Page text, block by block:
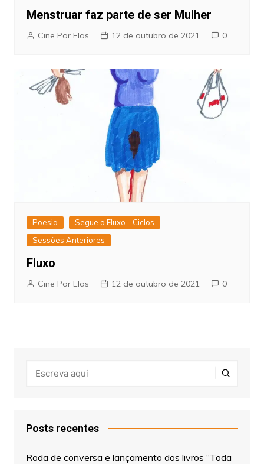
Menstruar faz parte de ser Mulher
Cine Por Elas 12 de outubro de 2021 0
Poesia
Segue o Fluxo - Ciclos
Sessões Anteriores
Fluxo
Cine Por Elas 12 de outubro de 2021 0
Posts recentes
Roda de conversa e lançamento dos livros “Toda